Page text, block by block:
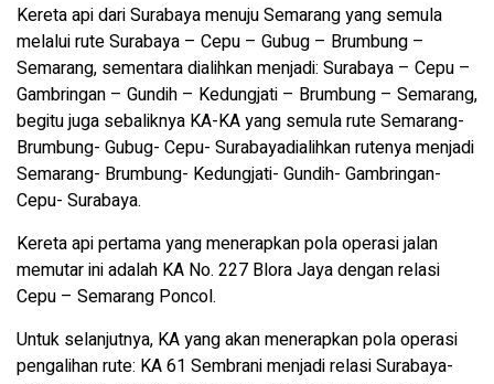
Kereta api dari Surabaya menuju Semarang yang semula
melalui rute Surabaya – Cepu – Gubug – Brumbung –
Semarang, sementara dialihkan menjadi: Surabaya – Cepu –
Gambringan – Gundih – Kedungjati – Brumbung – Semarang,
begitu juga sebaliknya KA-KA yang semula rute Semarang-
Brumbung- Gubug- Cepu- Surabayadialihkan rutenya menjadi
Semarang- Brumbung- Kedungjati- Gundih- Gambringan-
Cepu- Surabaya.
Kereta api pertama yang menerapkan pola operasi jalan
memutar ini adalah KA No. 227 Blora Jaya dengan relasi
Cepu – Semarang Poncol.
Untuk selanjutnya, KA yang akan menerapkan pola operasi
pengalihan rute: KA 61 Sembrani menjadi relasi Surabaya-